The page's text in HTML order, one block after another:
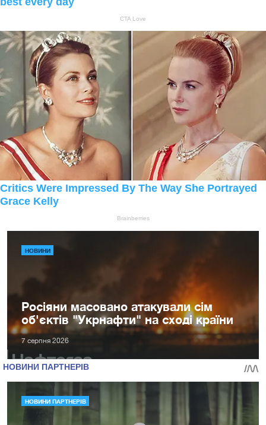
НОВИНИ
Росіяни масовано атакували сім
об'єктів "Укрнафти" на сході країни
7 серпня 2026